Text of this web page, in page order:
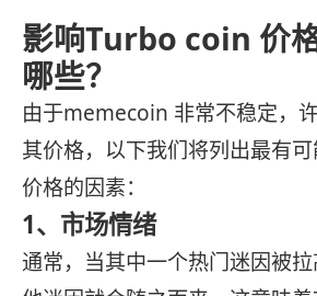
影响Turbo coin 价
哪些？
由于memecoin 非常不稳定，
其价格，以下我们将列出最有
价格的因素：
1、市场情绪
通常，当其中一个热门迷因被